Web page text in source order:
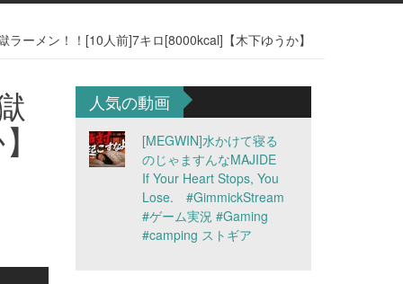
ーメン！！[10人前]7キロ[8000kcal]【木下ゆうか】
人気の動画
[MEGWIN]水かけて寝る
のじゃますんなMAJIDE
If Your Heart Stops, You
Lose. #GimmickStream
#ゲーム実況 #Gaming
#camping ストギア